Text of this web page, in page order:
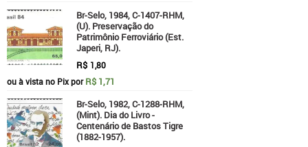
Br-Selo, 1984, C-1407-RHM,
(U). Preservação do
Patrimônio Ferroviário (Est.
Japeri, RJ).
R$ 1,80
ou à vista no Pix porR$ 1,71
Br-Selo, 1982, C-1288-RHM,
(Mint). Dia do Livro -
Centenário de Bastos Tigre
(1882-1957).